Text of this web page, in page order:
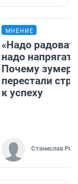
МНЕНИЕ
«Надо
надо
Почему
перестали
к успеху
Станислав